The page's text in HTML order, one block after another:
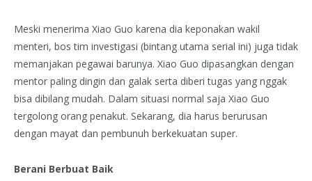
Meski menerima Xiao Guo karena dia keponakan wakil
menteri, bos tim investigasi (bintang utama serial ini) juga tidak
memanjakan pegawai barunya. Xiao Guo dipasangkan dengan
mentor paling dingin dan galak serta diberi tugas yang nggak
bisa dibilang mudah. Dalam situasi normal saja Xiao Guo
tergolong orang penakut. Sekarang, dia harus berurusan
dengan mayat dan pembunuh berkekuatan super.
Berani Berbuat Baik